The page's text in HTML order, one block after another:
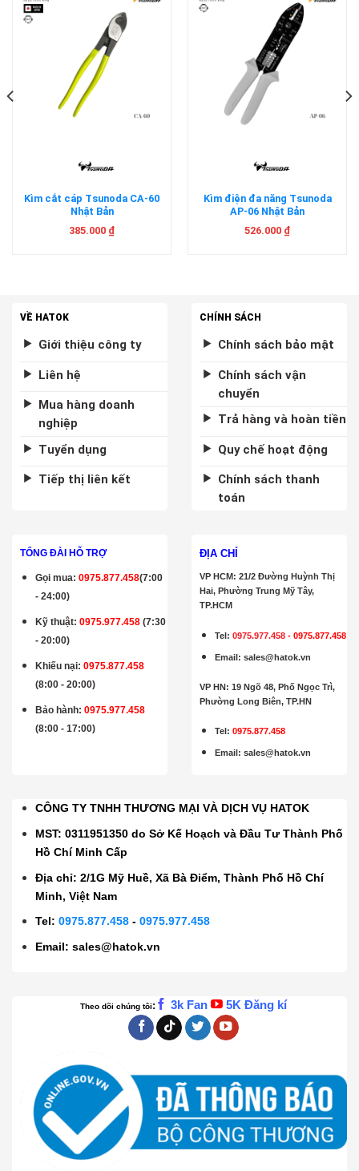
Kìm cắt cáp Tsunoda CA-60
Nhật Bản
385.000 ₫
Kìm điện đa năng Tsunoda
AP-06 Nhật Bản
526.000 ₫
VỀ HATOK
Giới thiệu công ty
Liên hệ
Mua hàng doanh
nghiệp
Tuyển dụng
Tiếp thị liên kết
CHÍNH SÁCH
Chính sách bảo mật
Chính sách vận
chuyển
Trả hàng và hoàn tiền
Quy chế hoạt động
Chính sách thanh
toán
TỔNG ĐÀI HỖ TRỢ
Gọi mua:0975.877.458(7:00
- 24:00)
Kỹ thuật:0975.977.458 (7:30
- 20:00)
Khiếu nại: 0975.877.458
(8:00 - 20:00)
Bảo hành:0975.977.458
(8:00 - 17:00)
ĐỊA CHỈ
VP HCM: 21/2 Đường Huỳnh Thị
Hai, Phường Trung Mỹ Tây,
TP.HCM
Tel:0975.977.458 -0975.877.458
Email:sales@hatok.vn
VP HN: 19 Ngõ 48, Phố Ngọc Trì,
Phường Long Biên, TP.HN
Tel: 0975.877.458
Email :sales@hatok.vn
CÔNG TY TNHH THƯƠNG MẠI VÀ DỊCH VỤ HATOK
MST: 0311951350 do Sở Kế Hoạch và Đầu Tư Thành Phố
Hồ Chí Minh Cấp
Địa chỉ: 2/1G Mỹ Huề, Xã Bà Điểm, Thành Phố Hồ Chí
Minh, Việt Nam
Tel:0975.877.458 -0975.977.458
Email:sales@hatok.vn
Theo dõi chúng tôi: 3k Fan 5K Đăng kí